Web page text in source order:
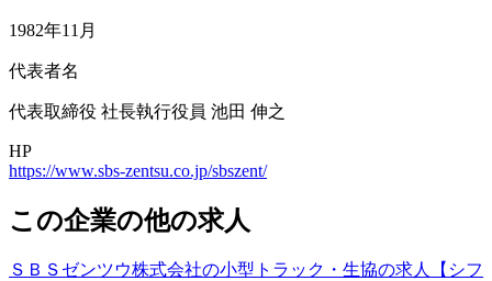
1982年11月
代表者名
代表取締役 社長執行役員 池田 伸之
HP
https://www.sbs-zentsu.co.jp/sbszent/
この企業の他の求人
ＳＢＳゼンツウ株式会社の小型トラック・生協の求人【シフ